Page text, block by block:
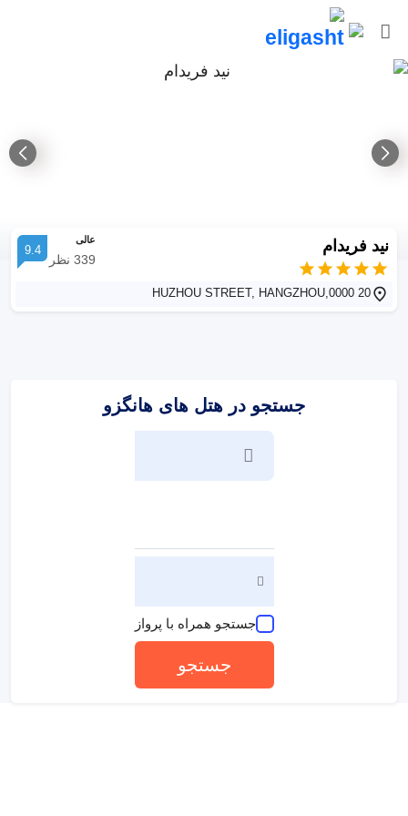
نید فریدام عالی
339 نظر
9.4
20 HUZHOU STREET, HANGZHOU,0000
جستجو در هتل های هانگزو
جستجو همراه با پرواز
جستجو